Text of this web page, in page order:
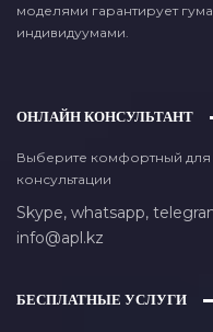
моделями гарантирует
индивидуумами.
ОНЛАЙН КОНСУЛЬТАНТ
Выберите комфортный
консультации
Skype, whatsapp,
info@apl.kz
БЕСПЛАТНЫЕ УСЛУГИ